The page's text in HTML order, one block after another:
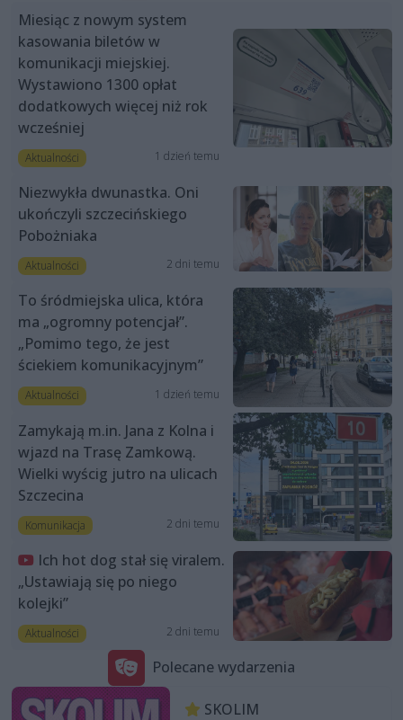
Miesiąc z nowym system
kasowania biletów w
komunikacji miejskiej.
Wystawiono 1300 opłat
dodatkowych więcej niż rok
wcześniej
Aktualności 1 dzień temu
Niezwykła dwunastka. Oni
ukończyli szczecińskiego
Pobożniaka
Aktualności 2 dni temu
To śródmiejska ulica, która
ma „ogromny potencjał”.
„Pomimo tego, że jest
ściekiem komunikacyjnym”
Aktualności 1 dzień temu
Zamykają m.in. Jana z Kolna i
wjazd na Trasę Zamkową.
Wielki wyścig jutro na ulicach
Szczecina
Komunikacja 2 dni temu
Ich hot dog stał się viralem.
„Ustawiają się po niego
kolejki”
Aktualności 2 dni temu
Polecane wydarzenia
SKOLIM